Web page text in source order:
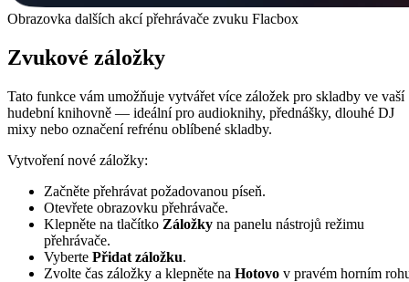
Obrazovka dalších akcí přehrávače zvuku Flacbox
Zvukové záložky
Tato funkce vám umožňuje vytvářet více záložek pro skladby ve vaší
hudební knihovně — ideální pro audioknihy, přednášky, dlouhé DJ
mixy nebo označení refrénu oblíbené skladby.
Vytvoření nové záložky:
Začněte přehrávat požadovanou píseň.
Otevřete obrazovku přehrávače.
Klepněte na tlačítko Záložky na panelu nástrojů režimu
přehrávače.
Vyberte Přidat záložku.
Zvolte čas záložky a klepněte na Hotovo v pravém horním